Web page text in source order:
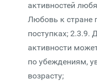
активностей
Любовь к стране
поступках; 2.3.9.
активности
по убеждениям,
возрасту;